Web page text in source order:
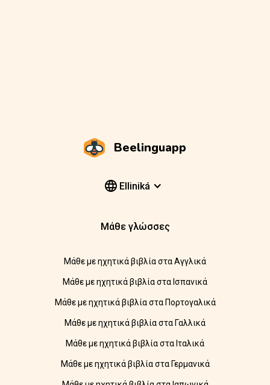
Beelinguapp
Elliniká
Μάθε γλώσσες
Μάθε με ηχητικά βιβλία στα Αγγλικά
Μάθε με ηχητικά βιβλία στα Ισπανικά
Μάθε με ηχητικά βιβλία στα Πορτογαλικά
Μάθε με ηχητικά βιβλία στα Γαλλικά
Μάθε με ηχητικά βιβλία στα Ιταλικά
Μάθε με ηχητικά βιβλία στα Γερμανικά